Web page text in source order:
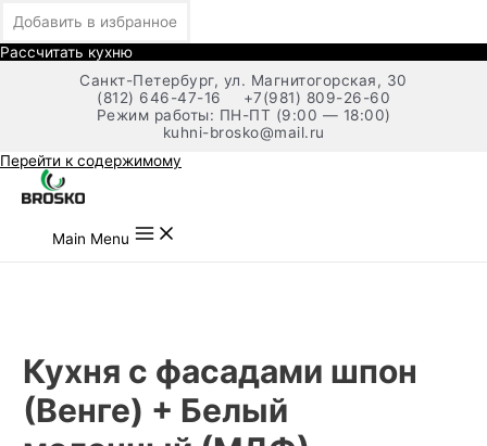
Добавить в избранное
Рассчитать кухню
Санкт-Петербург, ул. Магнитогорская, 30
(812) 646-47-16
+7(981) 809-26-60
Режим работы: ПН-ПТ (9:00 — 18:00)
kuhni-brosko@mail.ru
Перейти к содержимому
Main Menu
Кухня с фасадами шпон
(Венге) + Белый